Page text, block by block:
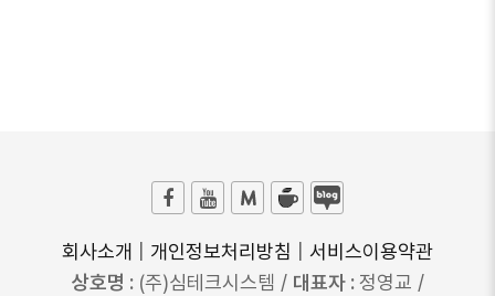
회사소개 개인정보처리방침
서비스이용약관
상호명 : (주)심테크시스템 / 대표자 :정영교 /